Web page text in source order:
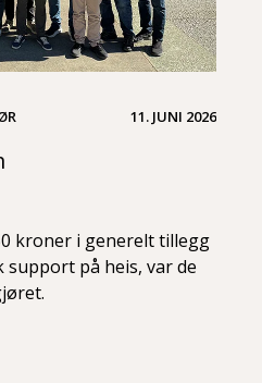
11. JUNI 2026
kroner i generelt tillegg
på heis, var de